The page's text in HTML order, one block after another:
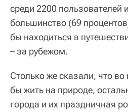
среди 2200 пользователей
большинство (69
бы находиться в
– за рубежом.
Столько же сказали, что во
бы жить на природе,
города и их праздничная